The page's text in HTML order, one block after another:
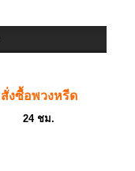
สั่งซื้อพวงหรีด
24 ชม.